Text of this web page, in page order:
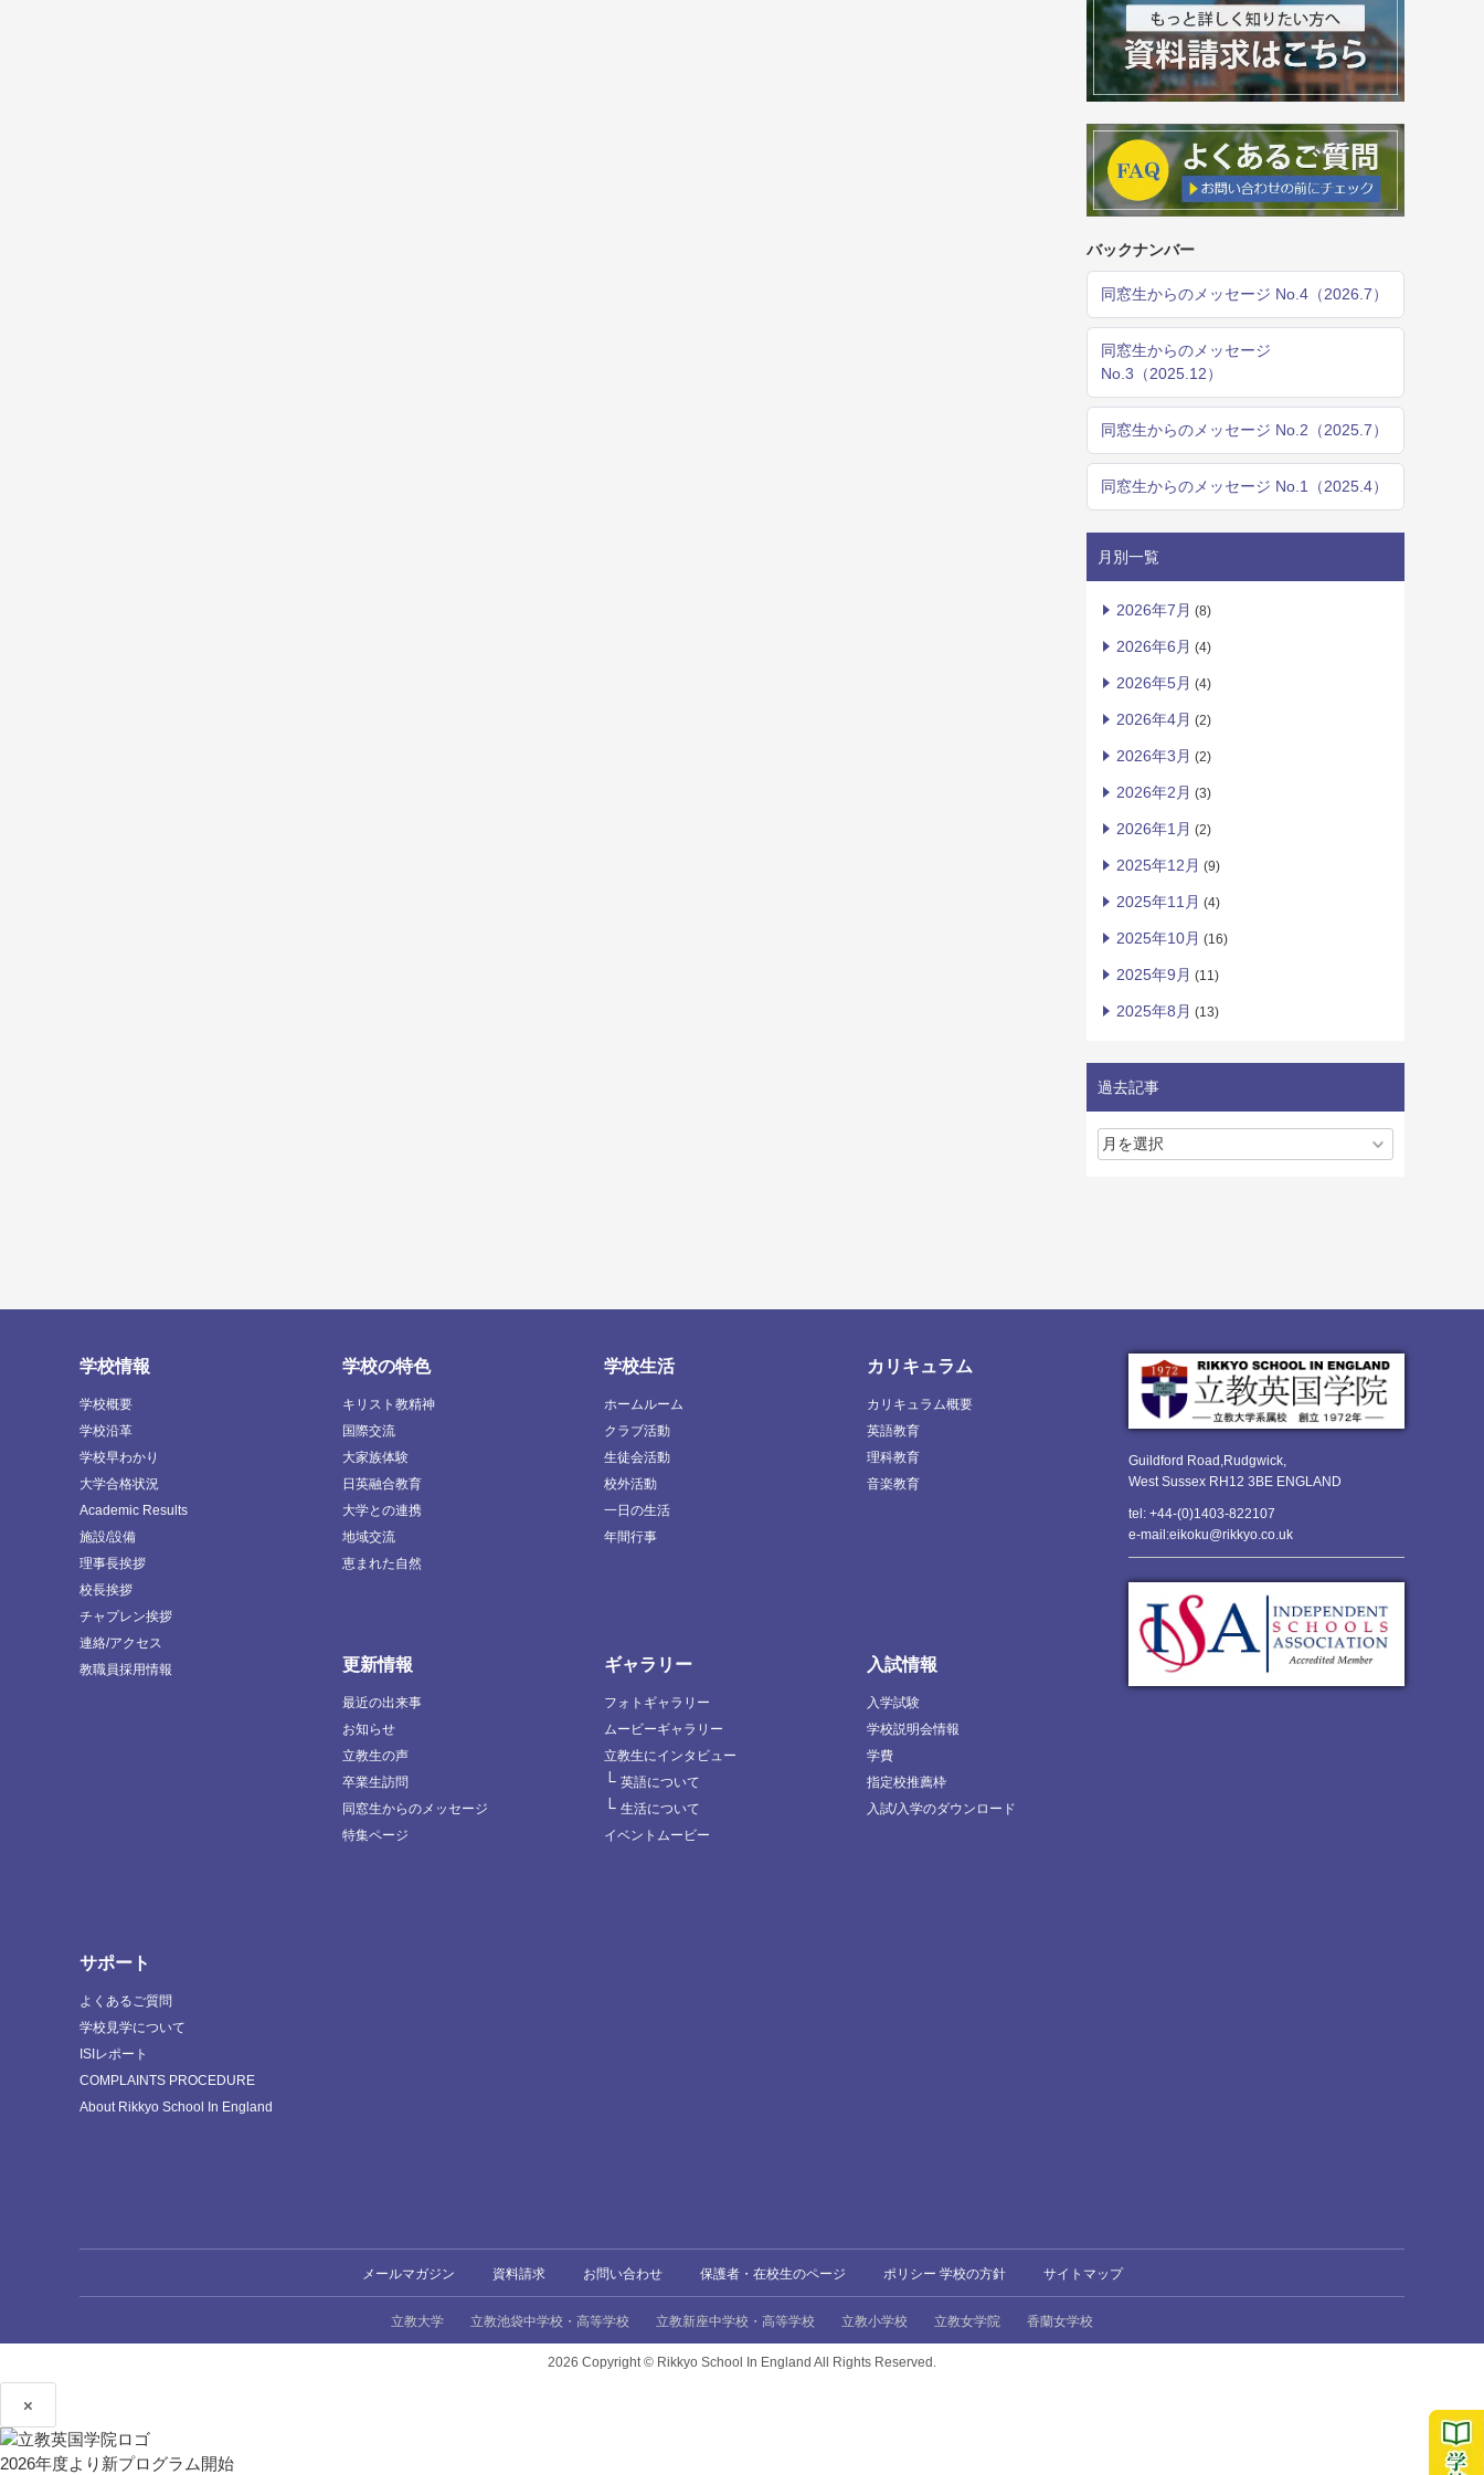
バックナンバー
同窓生からのメッセージ No.4（2026.7）
同窓生からのメッセージ
No.3（2025.12）
同窓生からのメッセージ No.2（2025.7）
同窓生からのメッセージ No.1（2025.4）
月別一覧
2026年7月 (8)
2026年6月 (4)
2026年5月 (4)
2026年4月 (2)
2026年3月 (2)
2026年2月 (3)
2026年1月 (2)
2025年12月 (9)
2025年11月 (4)
2025年10月 (16)
2025年9月 (11)
2025年8月 (13)
過去記事
Guildford Road,Rudgwick,
West Sussex RH12 3BE ENGLAND
tel: +44-(0)1403-822107
e-mail:eikoku@rikkyo.co.uk
学校情報
学校概要
学校沿革
学校早わかり
大学合格状況
Academic Results
施設/設備
理事長挨拶
校長挨拶
チャプレン挨拶
連絡/アクセス
教職員採用情報
学校の特色
キリスト教精神
国際交流
大家族体験
日英融合教育
大学との連携
地域交流
恵まれた自然
学校生活
ホームルーム
クラブ活動
生徒会活動
校外活動
一日の生活
年間行事
カリキュラム
カリキュラム概要
英語教育
理科教育
音楽教育
更新情報
最近の出来事
お知らせ
立教生の声
卒業生訪問
同窓生からのメッセージ
特集ページ
ギャラリー
フォトギャラリー
ムービーギャラリー
立教生にインタビュー
└ 英語について
└ 生活について
イベントムービー
入試情報
入学試験
学校説明会情報
学費
指定校推薦枠
入試/入学のダウンロード
サポート
よくあるご質問
学校見学について
ISIレポート
COMPLAINTS PROCEDURE
About Rikkyo School In England
メールマガジン 資料請求 お問い合わせ 保護者・在校生のページ ポリシー 学校の方針 サイトマップ
立教大学 立教池袋中学校・高等学校 立教新座中学校・高等学校 立教小学校 立教女学院 香蘭女学校
2026 Copyright © Rikkyo School In England All Rights Reserved.
×
2026年度より新プログラム開始